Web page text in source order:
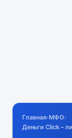
Главная›МФО›
Деньги Сlick –